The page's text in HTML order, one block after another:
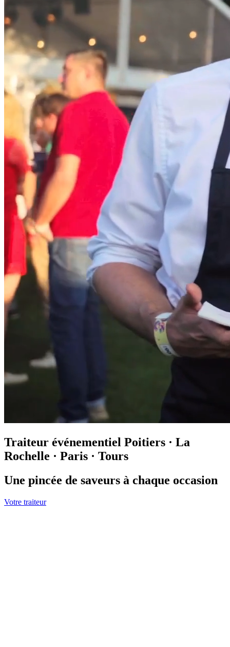
Traiteur événementiel Poitiers · La
Rochelle · Paris · Tours
Une pincée de saveurs à chaque occasion
Votre traiteur